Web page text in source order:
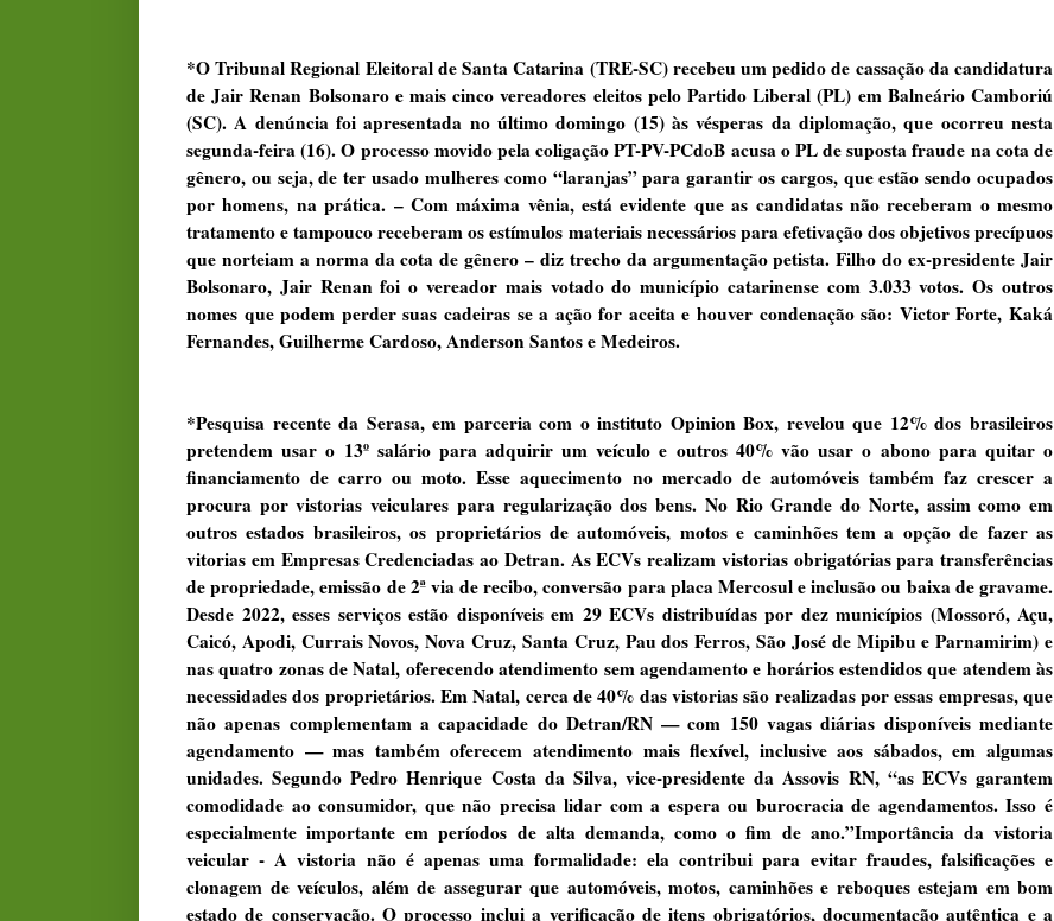
*O Tribunal Regional Eleitoral de Santa Catarina (TRE-SC) recebeu um pedido de cassação da candidatura
de Jair Renan Bolsonaro e mais cinco vereadores eleitos pelo Partido Liberal (PL) em Balneário Camboriú
(SC). A denúncia foi apresentada no último domingo (15) às vésperas da diplomação, que ocorreu nesta
segunda-feira (16). O processo movido pela coligação PT-PV-PCdoB acusa o PL de suposta fraude na cota de
gênero, ou seja, de ter usado mulheres como “laranjas” para garantir os cargos, que estão sendo ocupados
por homens, na prática. – Com máxima vênia, está evidente que as candidatas não receberam o mesmo
tratamento e tampouco receberam os estímulos materiais necessários para efetivação dos objetivos precípuos
que norteiam a norma da cota de gênero – diz trecho da argumentação petista. Filho do ex-presidente Jair
Bolsonaro, Jair Renan foi o vereador mais votado do município catarinense com 3.033 votos. Os outros
nomes que podem perder suas cadeiras se a ação for aceita e houver condenação são: Victor Forte, Kaká
Fernandes, Guilherme Cardoso, Anderson Santos e Medeiros.
*Pesquisa recente da Serasa, em parceria com o instituto Opinion Box, revelou que 12% dos brasileiros
pretendem usar o 13º salário para adquirir um veículo e outros 40% vão usar o abono para quitar o
financiamento de carro ou moto. Esse aquecimento no mercado de automóveis também faz crescer a
procura por vistorias veiculares para regularização dos bens. No Rio Grande do Norte, assim como em
outros estados brasileiros, os proprietários de automóveis, motos e caminhões tem a opção de fazer as
vitorias em Empresas Credenciadas ao Detran. As ECVs realizam vistorias obrigatórias para transferências
de propriedade, emissão de 2ª via de recibo, conversão para placa Mercosul e inclusão ou baixa de gravame.
Desde 2022, esses serviços estão disponíveis em 29 ECVs distribuídas por dez municípios (Mossoró, Açu,
Caicó, Apodi, Currais Novos, Nova Cruz, Santa Cruz, Pau dos Ferros, São José de Mipibu e Parnamirim) e
nas quatro zonas de Natal, oferecendo atendimento sem agendamento e horários estendidos que atendem às
necessidades dos proprietários. Em Natal, cerca de 40% das vistorias são realizadas por essas empresas, que
não apenas complementam a capacidade do Detran/RN — com 150 vagas diárias disponíveis mediante
agendamento — mas também oferecem atendimento mais flexível, inclusive aos sábados, em algumas
unidades. Segundo Pedro Henrique Costa da Silva, vice-presidente da Assovis RN, “as ECVs garantem
comodidade ao consumidor, que não precisa lidar com a espera ou burocracia de agendamentos. Isso é
especialmente importante em períodos de alta demanda, como o fim de ano.”Importância da vistoria
veicular - A vistoria não é apenas uma formalidade: ela contribui para evitar fraudes, falsificações e
clonagem de veículos, além de assegurar que automóveis, motos, caminhões e reboques estejam em bom
estado de conservação. O processo inclui a verificação de itens obrigatórios, documentação autêntica e a